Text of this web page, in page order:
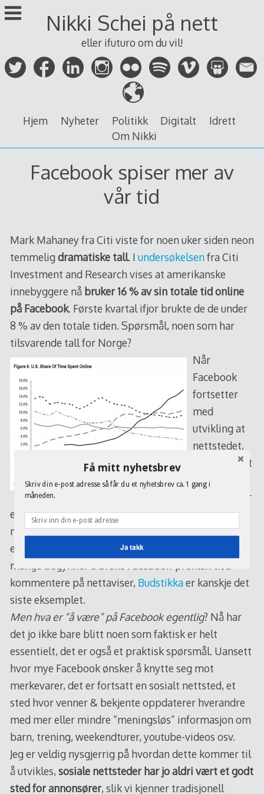
Skip
to
Nikki Schei på nett
eller ifuturo om du vil!
Hjem Nyheter Politikk Digitalt
Idrett
Om Nikki
Facebook spiser mer av
vår tid
Mark Mahaney fra Citi viste for noen uker siden neon
temmeligdramatiske tall. I undersøkelsenfra Citi
Investment and Research vises at amerikanske
innebyggere nå bruker 16 % av sin totale tid online
på Facebook. Første kvartal ifjor brukte de de under
8 % av den totale tiden. Spørsmål, noen som har
tilsvarende tall for Norge?
Når
Facebook
fortsetter
med
utvikling at
nettstedet,
engasjement
,
markedesfør
ere og media selskap blir hele tiden fortalt (og ikke
minst, de forteller seg selv), de må bruke Facebook
enda mer. Det kan vi se ikke minst her i Norge hvor
mange begynner å bruke Facebook-profilen til å
kommentere på nettaviser, Budstikkaer kanskje det
siste eksemplet.
Men hva er “å være” på Facebook egentlig? Nå har
det jo ikke bare blitt noen som faktisk er helt
essentielt, det er også et praktisk spørsmål. Uansett
hvor mye Facebook ønsker å knytte seg mot
merkevarer, det er fortsatt en sosialt nettsted, et
sted hvor venner & bekjente oppdaterer hverandre
med mer eller mindre “meningsløs” informasjon om
barn, trening, weekendturer, youtube-videos osv.
Jeg er veldig nysgjerrig på hvordan dette kommer til
å utvikles, sosiale nettsteder har jo aldri vært et godt
sted for annonsører, slik vi kjenner tradisjonell
Få mitt nyhetsbrev
Skriv din e-post adresse så får du et nyhetsbrev ca. 1 gang i
måneden.
Ja takk